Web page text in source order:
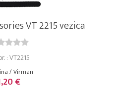
VT 2215 vezica
: VT2215
/ Virman
€